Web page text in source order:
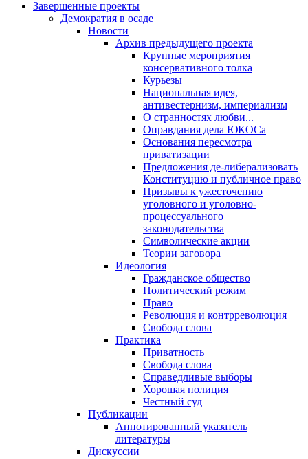
Завершенные проекты
Демократия в осаде
Новости
Архив предыдущего проекта
Крупные мероприятия
консервативного толка
Курьезы
Национальная идея,
антивестернизм, империализм
О странностях любви...
Оправдания дела ЮКОСа
Основания пересмотра
приватизации
Предложения де-либерализовать
Конституцию и публичное право
Призывы к ужесточению
уголовного и уголовно-
процессуального
законодательства
Символические акции
Теории заговора
Идеология
Гражданское общество
Политический режим
Право
Революция и контрреволюция
Свобода слова
Практика
Приватность
Свобода слова
Справедливые выборы
Хорошая полиция
Честный суд
Публикации
Аннотированный указатель
литературы
Дискуссии